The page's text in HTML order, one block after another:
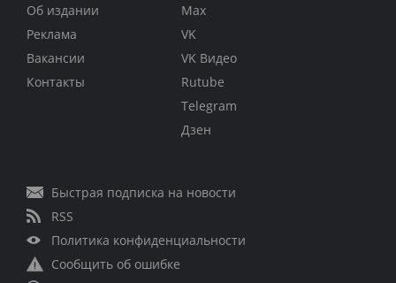
Об издании
Реклама
Вакансии
Контакты
Max
VK
VK Видео
Rutube
Telegram
Дзен
Быстрая подписка на новости
RSS
Политика конфиденциальности
Сообщить об ошибке